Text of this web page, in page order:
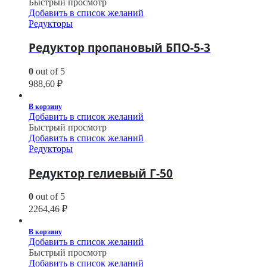
Добавить в список желаний
Редукторы
Редуктор пропановый БПО-5-3
0 out of 5
988,60 ₽
В корзину
Добавить в список желаний
Быстрый просмотр
Добавить в список желаний
Редукторы
Редуктор гелиевый Г-50
0 out of 5
2264,46 ₽
В корзину
Добавить в список желаний
Быстрый просмотр
Добавить в список желаний